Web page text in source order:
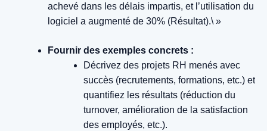
achevé dans les délais impartis, et l’utilisation du
logiciel a augmenté de 30% (Résultat).\ »
Fournir des exemples concrets :
Décrivez des projets RH menés avec
succès (recrutements, formations, etc.) et
quantifiez les résultats (réduction du
turnover, amélioration de la satisfaction
des employés, etc.).